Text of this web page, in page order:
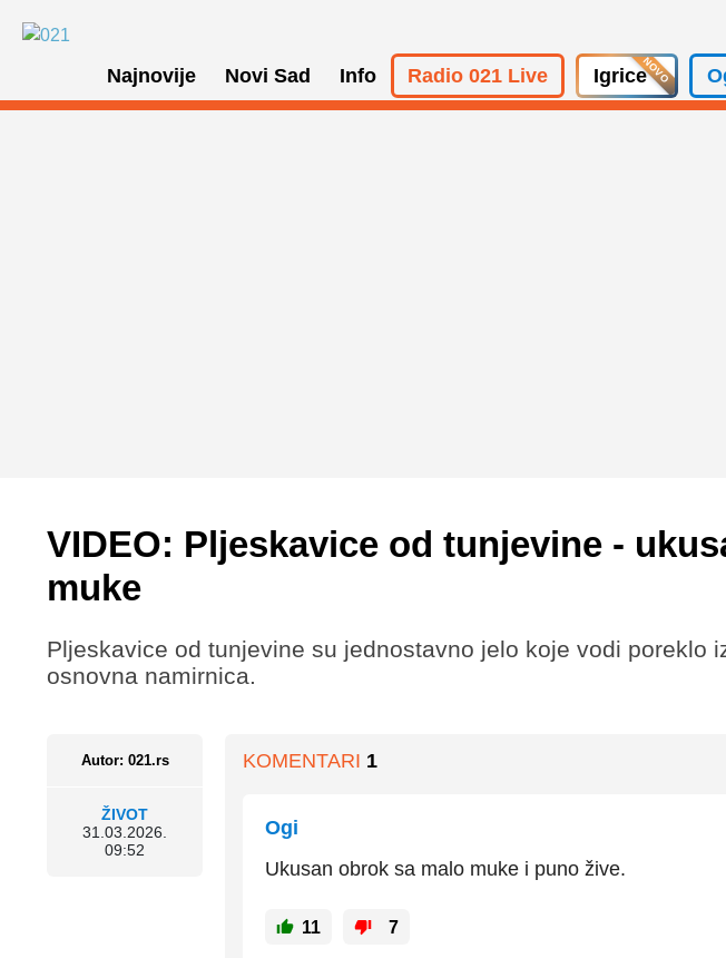
Najnovije Novi Sad Info Radio 021 Live Igrice
VIDEO: Pljeskavice od tunjevine -
muke
Autor: 021.rs
ŽIVOT
31.03.2026.
09:52
Pljeskavice od tunjevine su jednostavno jelo koje vodi poreklo
osnovna namirnica.
KOMENTARI 1
Ogi
Ukusan obrok sa malo muke i puno žive.
11 7